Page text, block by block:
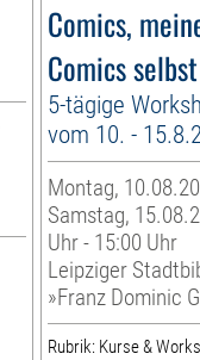
Comics,
Comics
5-tägige
vom 10. -
Montag,
Samstag,
Uhr - 15:00 Uhr
Leipziger
»Franz Dominic
Rubrik: Kurse &